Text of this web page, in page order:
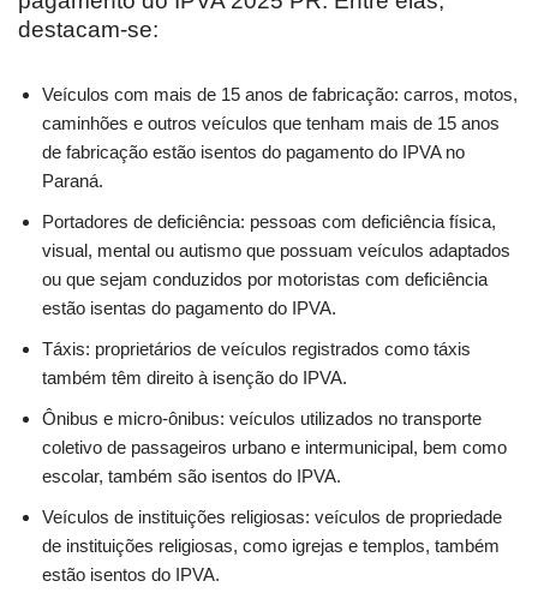
destacam-se:
Veículos com mais de 15 anos de fabricação: carros, motos,
caminhões e outros veículos que tenham mais de 15 anos
de fabricação estão isentos do pagamento do IPVA no
Paraná.
Portadores de deficiência: pessoas com deficiência física,
visual, mental ou autismo que possuam veículos adaptados
ou que sejam conduzidos por motoristas com deficiência
estão isentas do pagamento do IPVA.
Táxis: proprietários de veículos registrados como táxis
também têm direito à isenção do IPVA.
Ônibus e micro-ônibus: veículos utilizados no transporte
coletivo de passageiros urbano e intermunicipal, bem como
escolar, também são isentos do IPVA.
Veículos de instituições religiosas: veículos de propriedade
de instituições religiosas, como igrejas e templos, também
estão isentos do IPVA.